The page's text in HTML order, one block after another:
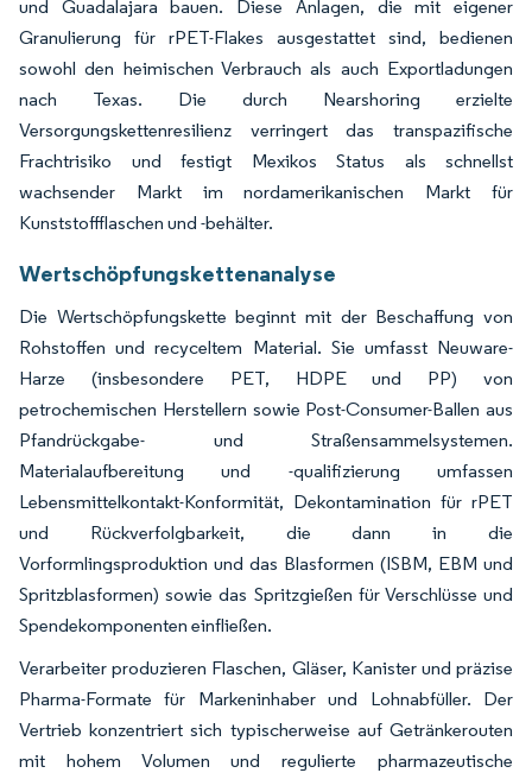
und Guadalajara bauen. Diese Anlagen, die mit eigener
Granulierung für rPET-Flakes ausgestattet sind, bedienen
sowohl den heimischen Verbrauch als auch Exportladungen
nach Texas. Die durch Nearshoring erzielte
Versorgungskettenresilienz verringert das transpazifische
Frachtrisiko und festigt Mexikos Status als schnellst
wachsender Markt im nordamerikanischen Markt für
Kunststoffflaschen und -behälter.
Wertschöpfungskettenanalyse
Die Wertschöpfungskette beginnt mit der Beschaffung von
Rohstoffen und recyceltem Material. Sie umfasst Neuware-
Harze (insbesondere PET, HDPE und PP) von
petrochemischen Herstellern sowie Post-Consumer-Ballen aus
Pfandrückgabe- und Straßensammelsystemen.
Materialaufbereitung und -qualifizierung umfassen
Lebensmittelkontakt-Konformität, Dekontamination für rPET
und Rückverfolgbarkeit, die dann in die
Vorformlingsproduktion und das Blasformen (ISBM, EBM und
Spritzblasformen) sowie das Spritzgießen für Verschlüsse und
Spendekomponenten einfließen.
Verarbeiter produzieren Flaschen, Gläser, Kanister und präzise
Pharma-Formate für Markeninhaber und Lohnabfüller. Der
Vertrieb konzentriert sich typischerweise auf Getränkerouten
mit hohem Volumen und regulierte pharmazeutische